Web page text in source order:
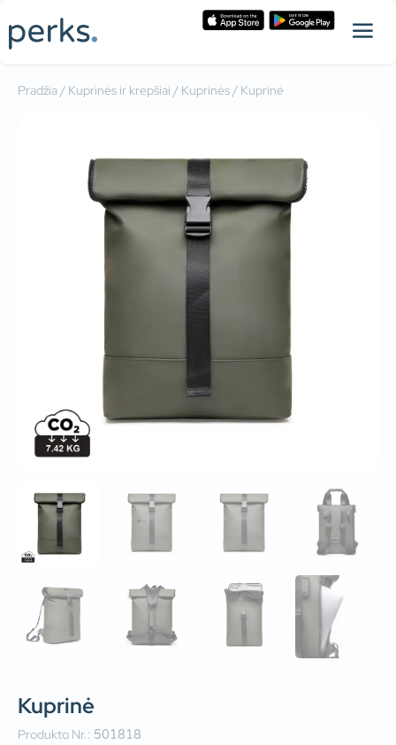
Pradžia/ Kuprinės ir krepšiai / Kuprinės/ Kuprinė
Kuprinė
Produkto Nr.: 501818